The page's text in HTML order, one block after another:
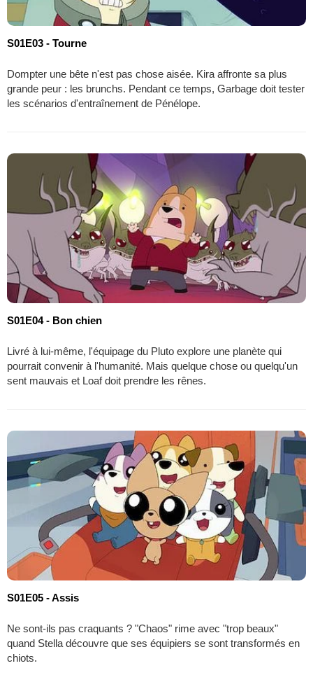
S01E03 - Tourne
Dompter une bête n'est pas chose aisée. Kira affronte sa plus
grande peur : les brunchs. Pendant ce temps, Garbage doit tester
les scénarios d'entraînement de Pénélope.
S01E04 - Bon chien
Livré à lui-même, l'équipage du Pluto explore une planète qui
pourrait convenir à l'humanité. Mais quelque chose ou quelqu'un
sent mauvais et Loaf doit prendre les rênes.
S01E05 - Assis
Ne sont-ils pas craquants ? "Chaos" rime avec "trop beaux"
quand Stella découvre que ses équipiers se sont transformés en
chiots.